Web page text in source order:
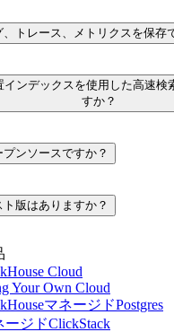
はストレージオーバー
、取り込みとクエリの
す。
とするClickStackは異な
向のシェアードナッシン
べてのコアでクエリを
とコンピュートを分離し
てのオブザーバビリティ
析を可能にし、高速検索
Stackの詳細な比較は
タ収集。
単一の統合オブザーバビ
トレージにより、小規
レメトリデータまで、
ながらシームレスにス
ネイティブで
サポートします。
ますが、独自のスキー
を含めるだけで、
められスケールしやす
を支えるデータ
ベントのレンダリングと
のみを必要とするため
ラインを使用できます
ムスタンプを含めるこ
利用可能になります。
トレース、メトリクスを保存
計されたフルオブザーバ
を基盤として、
データを効率的に取り込
ントを自動的に相関さ
提供します。
ンデックスを使用した高速検
すか？
でオプションの転置イ
ンデックスとブルーム
HyperDX UIはLuceneス
換し、これらのインデ
てClickHouseの高速な並
、多くのユースケースで
。
ンソースですか？
プンスタンダードに基
とOpenTelemetry Collector
ド、クラウドなど、制限
ロイできます。
版はありますか？
マネージド版です。同じ
験を、ClickHouseの運用
。クラスター管理、スケ
アップ、信頼性はすべて
理はClickHouse Cloudと完
Cloud
Your Own Cloud
マネージドPostgres
ージドClickStack